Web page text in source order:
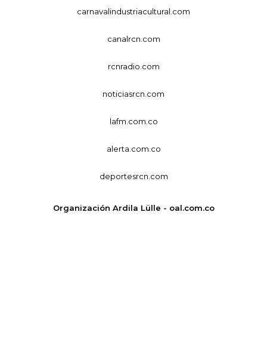
carnavalindustriacultural.com
canalrcn.com
rcnradio.com
noticiasrcn.com
lafm.com.co
alerta.com.co
deportesrcn.com
Organización Ardila Lülle - oal.com.co